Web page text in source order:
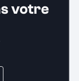
votre